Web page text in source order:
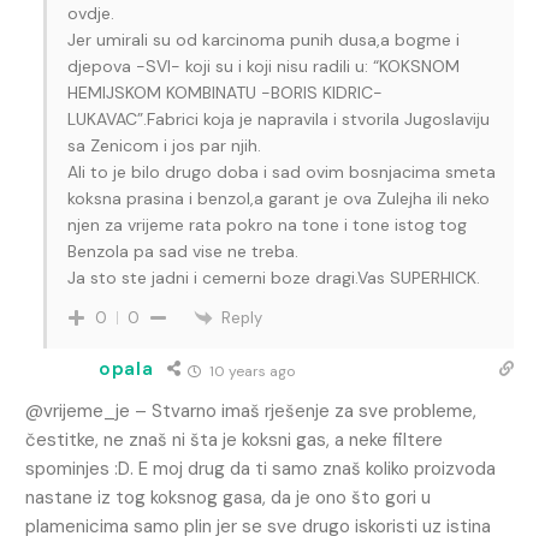
ovdje.
Jer umirali su od karcinoma punih dusa,a bogme i
djepova -SVI- koji su i koji nisu radili u: “KOKSNOM
HEMIJSKOM KOMBINATU -BORIS KIDRIC-
LUKAVAC”.Fabrici koja je napravila i stvorila Jugoslaviju
sa Zenicom i jos par njih.
Ali to je bilo drugo doba i sad ovim bosnjacima smeta
koksna prasina i benzol,a garant je ova Zulejha ili neko
njen za vrijeme rata pokro na tone i tone istog tog
Benzola pa sad vise ne treba.
Ja sto ste jadni i cemerni boze dragi.Vas SUPERHICK.
0 0 Reply
opala 10 years ago
@vrijeme_je – Stvarno imaš rješenje za sve probleme,
čestitke, ne znaš ni šta je koksni gas, a neke filtere
spominjes :D. E moj drug da ti samo znaš koliko proizvoda
nastane iz tog koksnog gasa, da je ono što gori u
plamenicima samo plin jer se sve drugo iskoristi uz istina